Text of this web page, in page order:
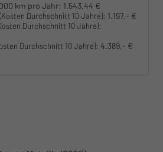
km pro Jahr: 1.543,44 €
(Kosten Durchschnitt 10 Jahre): 1.197,- €
Durchschnitt 10 Jahre):
Durchschnitt 10 Jahre): 4.389,- €